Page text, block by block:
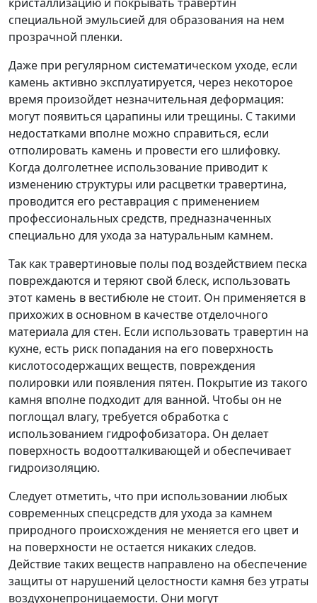
специальной эмульсией для образования на нем
прозрачной пленки.
Даже при регулярном систематическом уходе, если
камень активно эксплуатируется, через некоторое
время произойдет незначительная деформация:
могут появиться царапины или трещины. С такими
недостатками вполне можно справиться, если
отполировать камень и провести его шлифовку.
Когда долголетнее использование приводит к
изменению структуры или расцветки травертина,
проводится его реставрация с применением
профессиональных средств, предназначенных
специально для ухода за натуральным камнем.
Так как травертиновые полы под воздействием песка
повреждаются и теряют свой блеск, использовать
этот камень в вестибюле не стоит. Он применяется в
прихожих в основном в качестве отделочного
материала для стен. Если использовать травертин на
кухне, есть риск попадания на его поверхность
кислотосодержащих веществ, повреждения
полировки или появления пятен. Покрытие из такого
камня вполне подходит для ванной. Чтобы он не
поглощал влагу, требуется обработка с
использованием гидрофобизатора. Он делает
поверхность водоотталкивающей и обеспечивает
гидроизоляцию.
Следует отметить, что при использовании любых
современных спецсредств для ухода за камнем
природного происхождения не меняется его цвет и
на поверхности не остается никаких следов.
Действие таких веществ направлено на обеспечение
защиты от нарушений целостности камня без утраты
воздухонепроницаемости. Они могут